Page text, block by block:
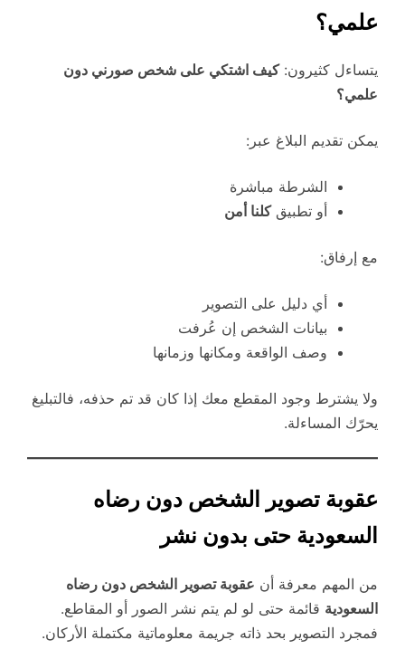
علمي؟
يتساءل كثيرون:كيف اشتكي على شخص صورني دون
علمي؟
يمكن تقديم البلاغ عبر:
الشرطة مباشرة
أو تطبيقكلنا أمن
مع إرفاق:
أي دليل على التصوير
بيانات الشخص إن عُرفت
وصف الواقعة ومكانها وزمانها
ولا يشترط وجود المقطع معك إذا كان قد تم حذفه، فالتبليغ
يحرّك المساءلة.
عقوبة تصوير الشخص دون رضاه
السعودية حتى بدون نشر
من المهم معرفة أن عقوبة تصوير الشخص دون رضاه
السعودية قائمة حتى لو لم يتم نشر الصور أو المقاطع.
فمجرد التصوير بحد ذاته جريمة معلوماتية مكتملة الأركان.